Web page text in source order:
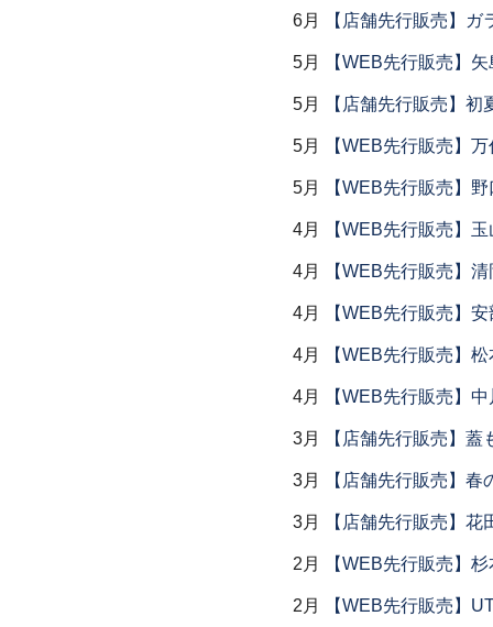
6月 【店舗先行販売】ガ
5月 【WEB先行販売】
5月 【店舗先行販売】初
5月 【WEB先行販売】
5月 【WEB先行販売】
4月 【WEB先行販売】
4月 【WEB先行販売】
4月 【WEB先行販売】
4月 【WEB先行販売】
4月 【WEB先行販売】
3月 【店舗先行販売】蓋
3月 【店舗先行販売】春
3月 【店舗先行販売】
2月 【WEB先行販売】
2月 【WEB先行販売】